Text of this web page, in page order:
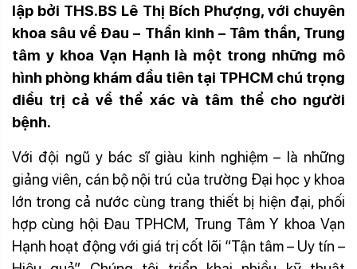
lập bởi THS.BS Lê Thị Bích Phượng, với chuyên
khoa sâu về Đau – Thần kinh – Tâm thần, Trung
tâm y khoa Vạn Hạnh là một trong những mô
hình phòng khám đầu tiên tại TPHCM chú trọng
điều trị cả về thể xác và tâm thể cho người
bệnh.
Với đội ngũ y bác sĩ giàu kinh nghiệm – là những
giảng viên, cán bộ nội trú của trường Đại học y khoa
lớn trong cả nước cùng trang thiết bị hiện đại, phối
hợp cùng hội Đau TPHCM, Trung Tâm Y khoa Vạn
Hạnh hoạt động với giá trị cốt lõi “Tận tâm – Uy tín –